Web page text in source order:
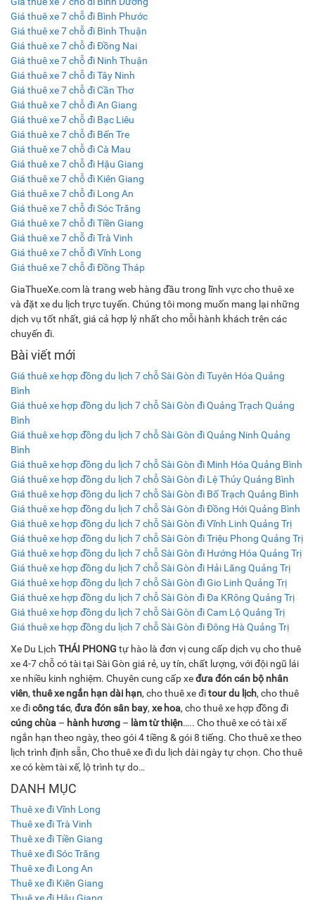
Giá thuê xe 7 chỗ đi Bình Phước
Giá thuê xe 7 chỗ đi Bình Thuận
Giá thuê xe 7 chỗ đi Đồng Nai
Giá thuê xe 7 chỗ đi Ninh Thuận
Giá thuê xe 7 chỗ đi Tây Ninh
Giá thuê xe 7 chỗ đi Cần Thơ
Giá thuê xe 7 chỗ đi An Giang
Giá thuê xe 7 chỗ đi Bạc Liêu
Giá thuê xe 7 chỗ đi Bến Tre
Giá thuê xe 7 chỗ đi Cà Mau
Giá thuê xe 7 chỗ đi Hậu Giang
Giá thuê xe 7 chỗ đi Kiên Giang
Giá thuê xe 7 chỗ đi Long An
Giá thuê xe 7 chỗ đi Sóc Trăng
Giá thuê xe 7 chỗ đi Tiền Giang
Giá thuê xe 7 chỗ đi Trà Vinh
Giá thuê xe 7 chỗ đi Vĩnh Long
Giá thuê xe 7 chỗ đi Đồng Tháp
GiaThueXe.com là trang web hàng đầu trong lĩnh vực cho thuê xe
và đặt xe du lịch trực tuyến. Chúng tôi mong muốn mang lại những
dịch vụ tốt nhất, giá cả hợp lý nhất cho mỗi hành khách trên các
chuyến đi.
Bài viết mới
Giá thuê xe hợp đồng du lịch 7 chỗ Sài Gòn đi Tuyên Hóa Quảng
Bình
Giá thuê xe hợp đồng du lịch 7 chỗ Sài Gòn đi Quảng Trạch Quảng
Bình
Giá thuê xe hợp đồng du lịch 7 chỗ Sài Gòn đi Quảng Ninh Quảng
Bình
Giá thuê xe hợp đồng du lịch 7 chỗ Sài Gòn đi Minh Hóa Quảng Bình
Giá thuê xe hợp đồng du lịch 7 chỗ Sài Gòn đi Lệ Thủy Quảng Bình
Giá thuê xe hợp đồng du lịch 7 chỗ Sài Gòn đi Bố Trạch Quảng Bình
Giá thuê xe hợp đồng du lịch 7 chỗ Sài Gòn đi Đồng Hới Quảng Bình
Giá thuê xe hợp đồng du lịch 7 chỗ Sài Gòn đi Vĩnh Linh Quảng Trị
Giá thuê xe hợp đồng du lịch 7 chỗ Sài Gòn đi Triệu Phong Quảng Trị
Giá thuê xe hợp đồng du lịch 7 chỗ Sài Gòn đi Hướng Hóa Quảng Trị
Giá thuê xe hợp đồng du lịch 7 chỗ Sài Gòn đi Hải Lăng Quảng Trị
Giá thuê xe hợp đồng du lịch 7 chỗ Sài Gòn đi Gio Linh Quảng Trị
Giá thuê xe hợp đồng du lịch 7 chỗ Sài Gòn đi Đa KRông Quảng Trị
Giá thuê xe hợp đồng du lịch 7 chỗ Sài Gòn đi Cam Lộ Quảng Trị
Giá thuê xe hợp đồng du lịch 7 chỗ Sài Gòn đi Đông Hà Quảng Trị
Xe Du Lịch THÁI PHONG tự hào là đơn vị cung cấp dịch vụ cho thuê
xe 4-7 chỗ có tài tại Sài Gòn giá rẻ, uy tín, chất lượng, với đội ngũ lái
xe nhiều kinh nghiệm. Chuyên cung cấp xeđưa đón cán bộ nhân
viên, thuê xe ngắn hạn dài hạn, cho thuê xe đitour du lịch, cho thuê
xe đicông tác, đưa đón sân bay, xe hoa, cho thuê xe hợp đồng đi
cúng chùa – hành hương – làm từ thiện….. Cho thuê xe có tài xế
ngắn hạn theo ngày, theo gói 4 tiềng & gói 8 tiếng. Cho thuê xe theo
lịch trình định sẵn, Cho thuê xe đi du lịch dài ngày tự chọn. Cho thuê
xe có kèm tài xế, lộ trình tự do…
DANH MỤC
Thuê xe đi Vĩnh Long
Thuê xe đi Trà Vinh
Thuê xe đi Tiền Giang
Thuê xe đi Sóc Trăng
Thuê xe đi Long An
Thuê xe đi Kiên Giang